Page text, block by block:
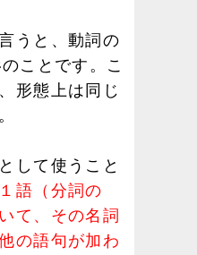
うと、動詞の
のことです。こ
形態上は同じ
して使うこと
１語（分詞の
て、その名詞
の語句が加わ